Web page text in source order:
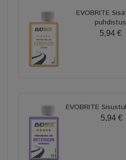
EVOBRITE
puhdistus
5,94 €
EVOBRITE
5,94 €